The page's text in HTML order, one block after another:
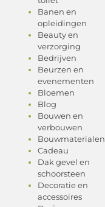
Banen en
opleidingen
Beauty en
verzorging
Bedrijven
Beurzen en
evenementen
Bloemen
Blog
Bouwen en
verbouwen
Bouwmaterialen
Cadeau
Dak gevel en
schoorsteen
Decoratie en
accessoires